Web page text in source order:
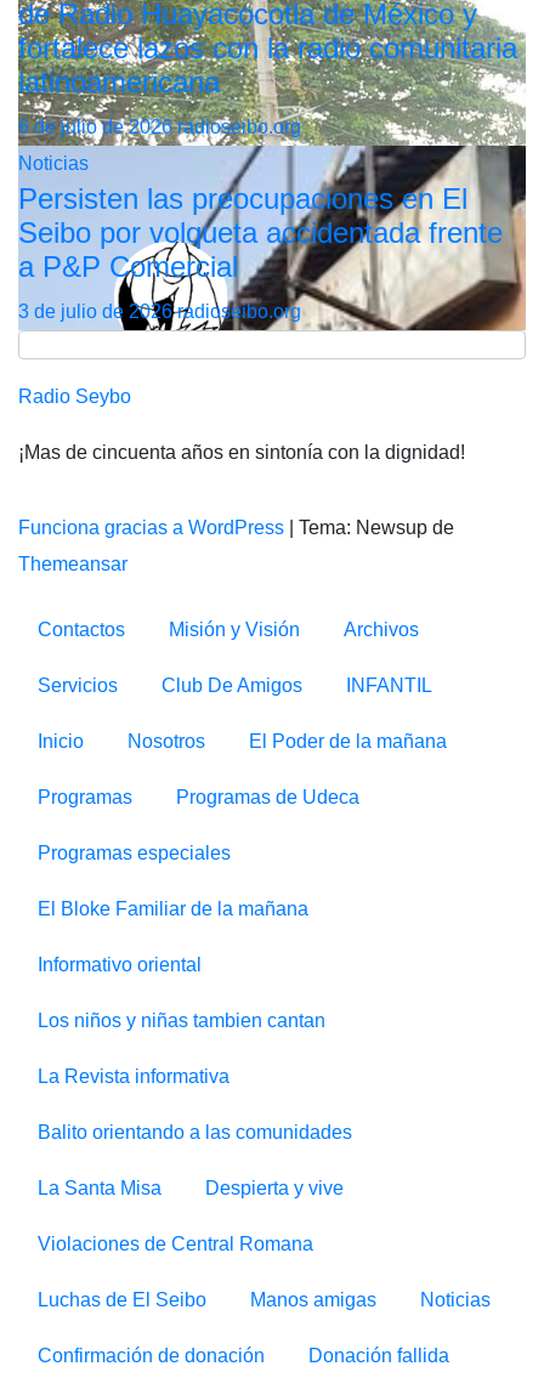
de Radio Huayacocotla de México y
fortalece lazos con la radio comunitaria
latinoamericana
6 de julio de 2026radioseibo.org
Noticias
Persisten las preocupaciones en El
Seibo por volqueta accidentada frente
a P&P Comercial
3 de julio de 2026radioseibo.org
Radio Seybo
¡Mas de cincuenta años en sintonía con la dignidad!
Funciona gracias a WordPress
Tema: Newsup de
Themeansar
Contactos Misión y Visión Archivos
Servicios Club De Amigos INFANTIL
Inicio Nosotros El Poder de la mañana
Programas Programas de Udeca
Programas especiales
El Bloke Familiar de la mañana
Informativo oriental
Los niños y niñas tambien cantan
La Revista informativa
Balito orientando a las comunidades
La Santa Misa Despierta y vive
Violaciones de Central Romana
Luchas de El Seibo Manos amigas Noticias
Confirmación de donación Donación fallida